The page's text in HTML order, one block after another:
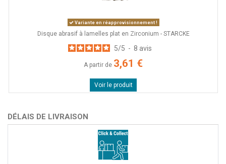
Variante en réapprovisionnement !
Disque abrasif à lamelles plat en Zirconium - STARCKE
5/5 - 8 avis
A partir de 3,61 €
Voir le produit
DÉLAIS DE LIVRAISON